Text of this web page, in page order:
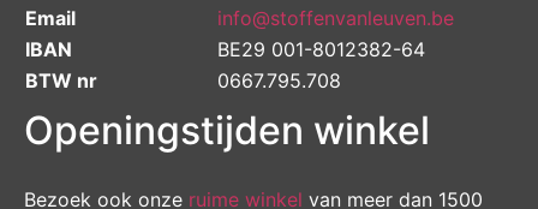
Email
info@stoffenvanleuven.be
IBAN
BE29 001-8012382-64
BTW nr
0667.795.708
Openingstijden winkel
Bezoek ook onze ruime winkel van meer dan 1500